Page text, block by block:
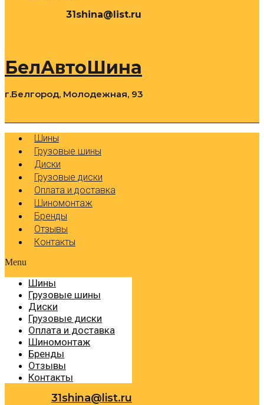
31shina@list.ru
БелАвтоШина
г.Белгород, Молодежная, 93
Шины
Грузовые шины
Диски
Грузовые диски
Оплата и доставка
Шиномонтаж
Бренды
Отзывы
Контакты
Menu
Шины
Грузовые шины
Диски
Грузовые диски
Оплата и доставка
Шиномонтаж
Бренды
Отзывы
Контакты
31shina@list.ru